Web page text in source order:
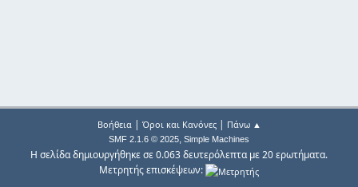
Βοήθεια| Όροι και Κανόνες| Πάνω ▲
SMF 2.1.6 © 2025, Simple Machines
Η σελίδα δημιουργήθηκε σε 0.063 δευτερόλεπτα με 20 ερωτήματα.
Μετρητής επισκέψεων: